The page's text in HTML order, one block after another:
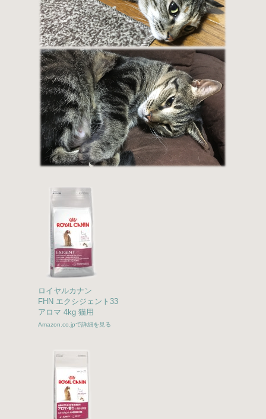
ロイヤルカナン
FHN エクシジェント33
アロマ 4kg 猫用
Amazon.co.jpで詳細を見る